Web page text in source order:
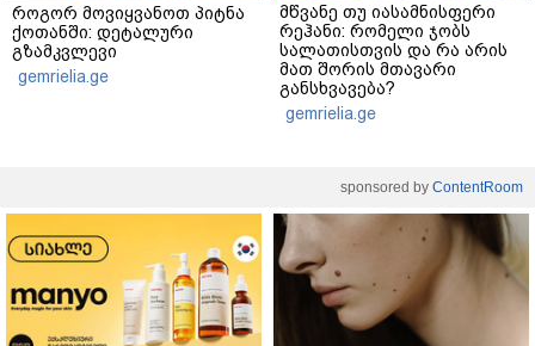
როგორ მოვიყვანოთ პიტნა
ქოთანში: დეტალური
გზამკვლევი
gemrielia.ge
მწვანე თუ იასამნისფერი
რეჰანი: რომელი ჯობს
სალათისთვის და რა არის
მათ შორის მთავარი
განსხვავება?
gemrielia.ge
sponsored by ContentRoom